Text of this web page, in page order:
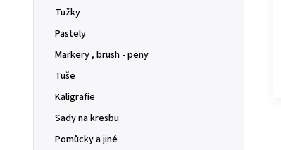
Tužky
Pastely
Markery , brush - peny
Tuše
Kaligrafie
Sady na kresbu
Pomůcky a jiné